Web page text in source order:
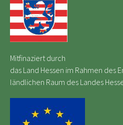
Mitfinaziert durch
das Land Hessen im Rahmen des
ländlichen Raum des Landes